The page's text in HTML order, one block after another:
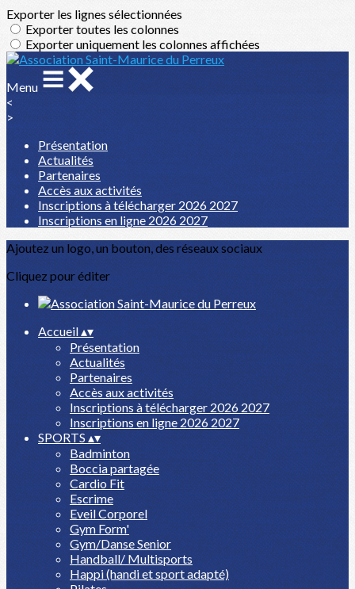
Exporter les lignes sélectionnées
Exporter toutes les colonnes
Exporter uniquement les colonnes affichées
Menu
<
>
Présentation
Actualités
Partenaires
Accès aux activités
Inscriptions à télécharger 2026 2027
Inscriptions en ligne 2026 2027
Ajoutez un logo, un bouton, des réseaux sociaux
Cliquez pour éditer
Accueil▴▾
Présentation
Actualités
Partenaires
Accès aux activités
Inscriptions à télécharger 2026 2027
Inscriptions en ligne 2026 2027
SPORTS▴▾
Badminton
Boccia partagée
Cardio Fit
Escrime
Eveil Corporel
Gym Form'
Gym/Danse Senior
Handball/ Multisports
Happi (handi et sport adapté)